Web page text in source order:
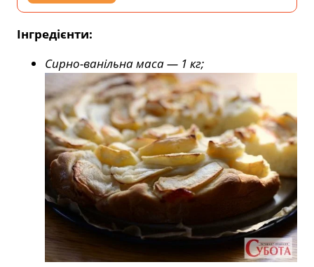
Інгредієнти:
Сирно-ванільна маса — 1 кг;